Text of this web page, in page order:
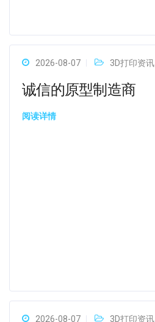
2026-08-07 3D打印资讯
诚信的原型制造商
阅读详情
2026-08-07 3D打印资讯